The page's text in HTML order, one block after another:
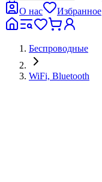
О нас Избранное
Беспроводные
WiFi, Bluetooth